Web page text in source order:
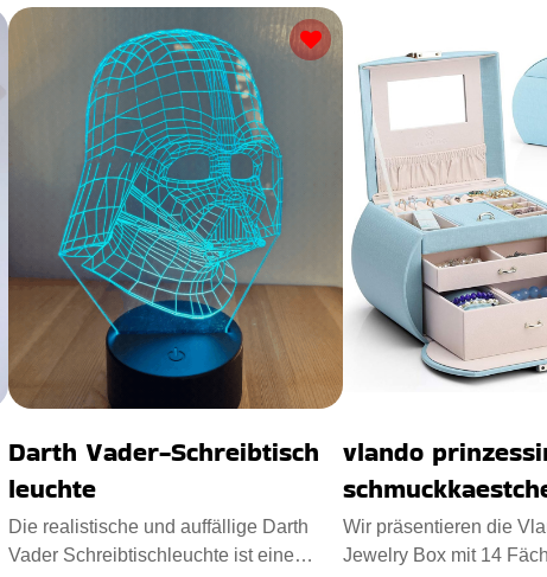
Darth Vader-Schreibtisch
leuchte
Die realistische und auffällige Darth
Vader Schreibtischleuchte ist eine
vlando
Wir präsentieren die
Jewelry Box mit 14